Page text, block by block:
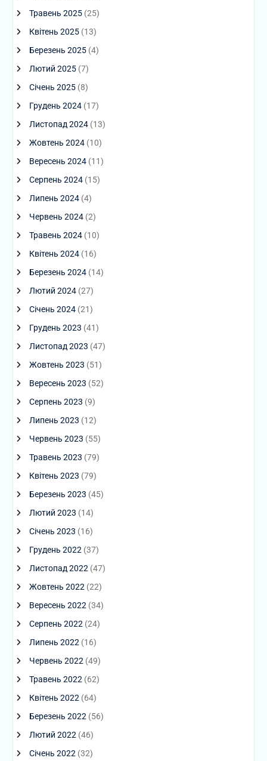
Травень 2025(25)
Квітень 2025(13)
Березень 2025(4)
Лютий 2025(7)
Січень 2025(8)
Грудень 2024(17)
Листопад 2024(13)
Жовтень 2024(10)
Вересень 2024(11)
Серпень 2024(15)
Липень 2024(4)
Червень 2024(2)
Травень 2024(10)
Квітень 2024(16)
Березень 2024(14)
Лютий 2024(27)
Січень 2024(21)
Грудень 2023 (41)
Листопад 2023 (47)
Жовтень 2023 (51)
Вересень 2023 (52)
Серпень 2023 (9)
Липень 2023 (12)
Червень 2023 (55)
Травень 2023 (79)
Квітень 2023 (79)
Березень 2023 (45)
Лютий 2023 (14)
Січень 2023 (16)
Грудень 2022 (37)
Листопад 2022 (47)
Жовтень 2022 (22)
Вересень 2022 (34)
Серпень 2022 (24)
Липень 2022 (16)
Червень 2022 (49)
Травень 2022 (62)
Квітень 2022 (64)
Березень 2022 (56)
Лютий 2022 (46)
Січень 2022 (32)